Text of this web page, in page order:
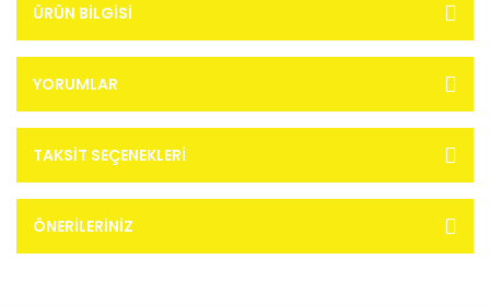
ÜRÜN BILGISI
YORUMLAR
TAKSIT SEÇENEKLERI
ÖNERILERINIZ